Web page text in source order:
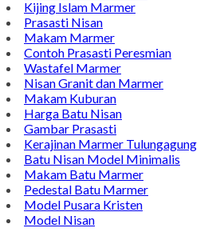
Kijing Islam Marmer
Prasasti Nisan
Makam Marmer
Contoh Prasasti Peresmian
Wastafel Marmer
Nisan Granit dan Marmer
Makam Kuburan
Harga Batu Nisan
Gambar Prasasti
Kerajinan Marmer Tulungagung
Batu Nisan Model Minimalis
Makam Batu Marmer
Pedestal Batu Marmer
Model Pusara Kristen
Model Nisan